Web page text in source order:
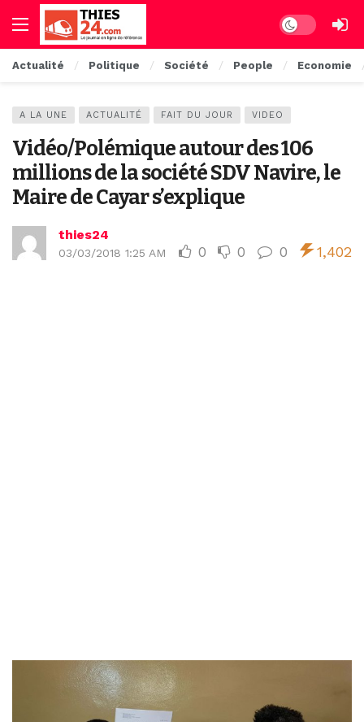
Dark mode
Actualité Politique Société People Economie
A LA UNE ACTUALITÉ FAIT DU JOUR VIDEO
Vidéo/Polémique autour des 106
millions de la société SDV Navire, le
Maire de Cayar s’explique
thies24
03/03/2018 1:25 AM 0 0 0 1,402